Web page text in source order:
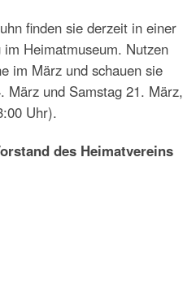
finden sie derzeit in einer
Heimatmuseum. Nutzen
im März und schauen sie
März und Samstag 21. März,
Uhr).
des Heimatvereins